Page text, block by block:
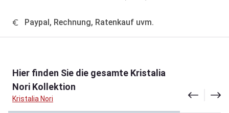
Paypal, Rechnung, Ratenkauf uvm.
Hier finden Sie die gesamte Kristalia
Nori Kollektion
Kristalia Nori